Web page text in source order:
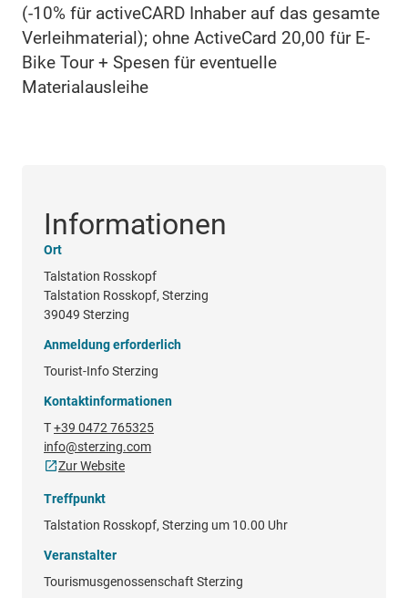
(-10% für activeCARD Inhaber auf das gesamte
Verleihmaterial); ohne ActiveCard 20,00 für E-
Bike Tour + Spesen für eventuelle
Materialausleihe
Informationen
Ort
Talstation Rosskopf
Talstation Rosskopf, Sterzing
39049 Sterzing
Anmeldung erforderlich
Tourist-Info Sterzing
Kontaktinformationen
T+39 0472 765325
info@sterzing.com
Zur Website
Treffpunkt
Talstation Rosskopf, Sterzing um 10.00 Uhr
Veranstalter
Tourismusgenossenschaft Sterzing